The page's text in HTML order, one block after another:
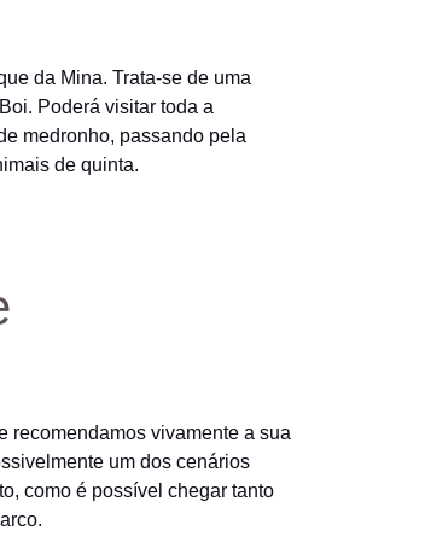
da Mina. Trata-se de uma
Poderá visitar toda a
medronho, passando pela
de quinta.
recomendamos vivamente a sua
um dos cenários
como é possível chegar tanto